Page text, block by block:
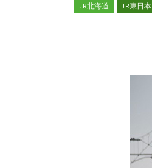
JR北海道 JR東日本